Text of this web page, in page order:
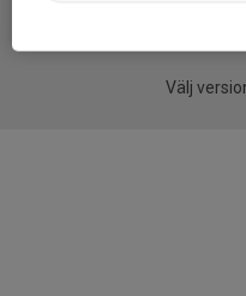
Välj